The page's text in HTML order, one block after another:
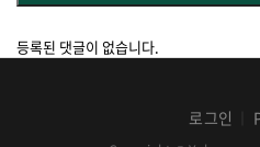
등록된 댓글이 없습니다.
로그인